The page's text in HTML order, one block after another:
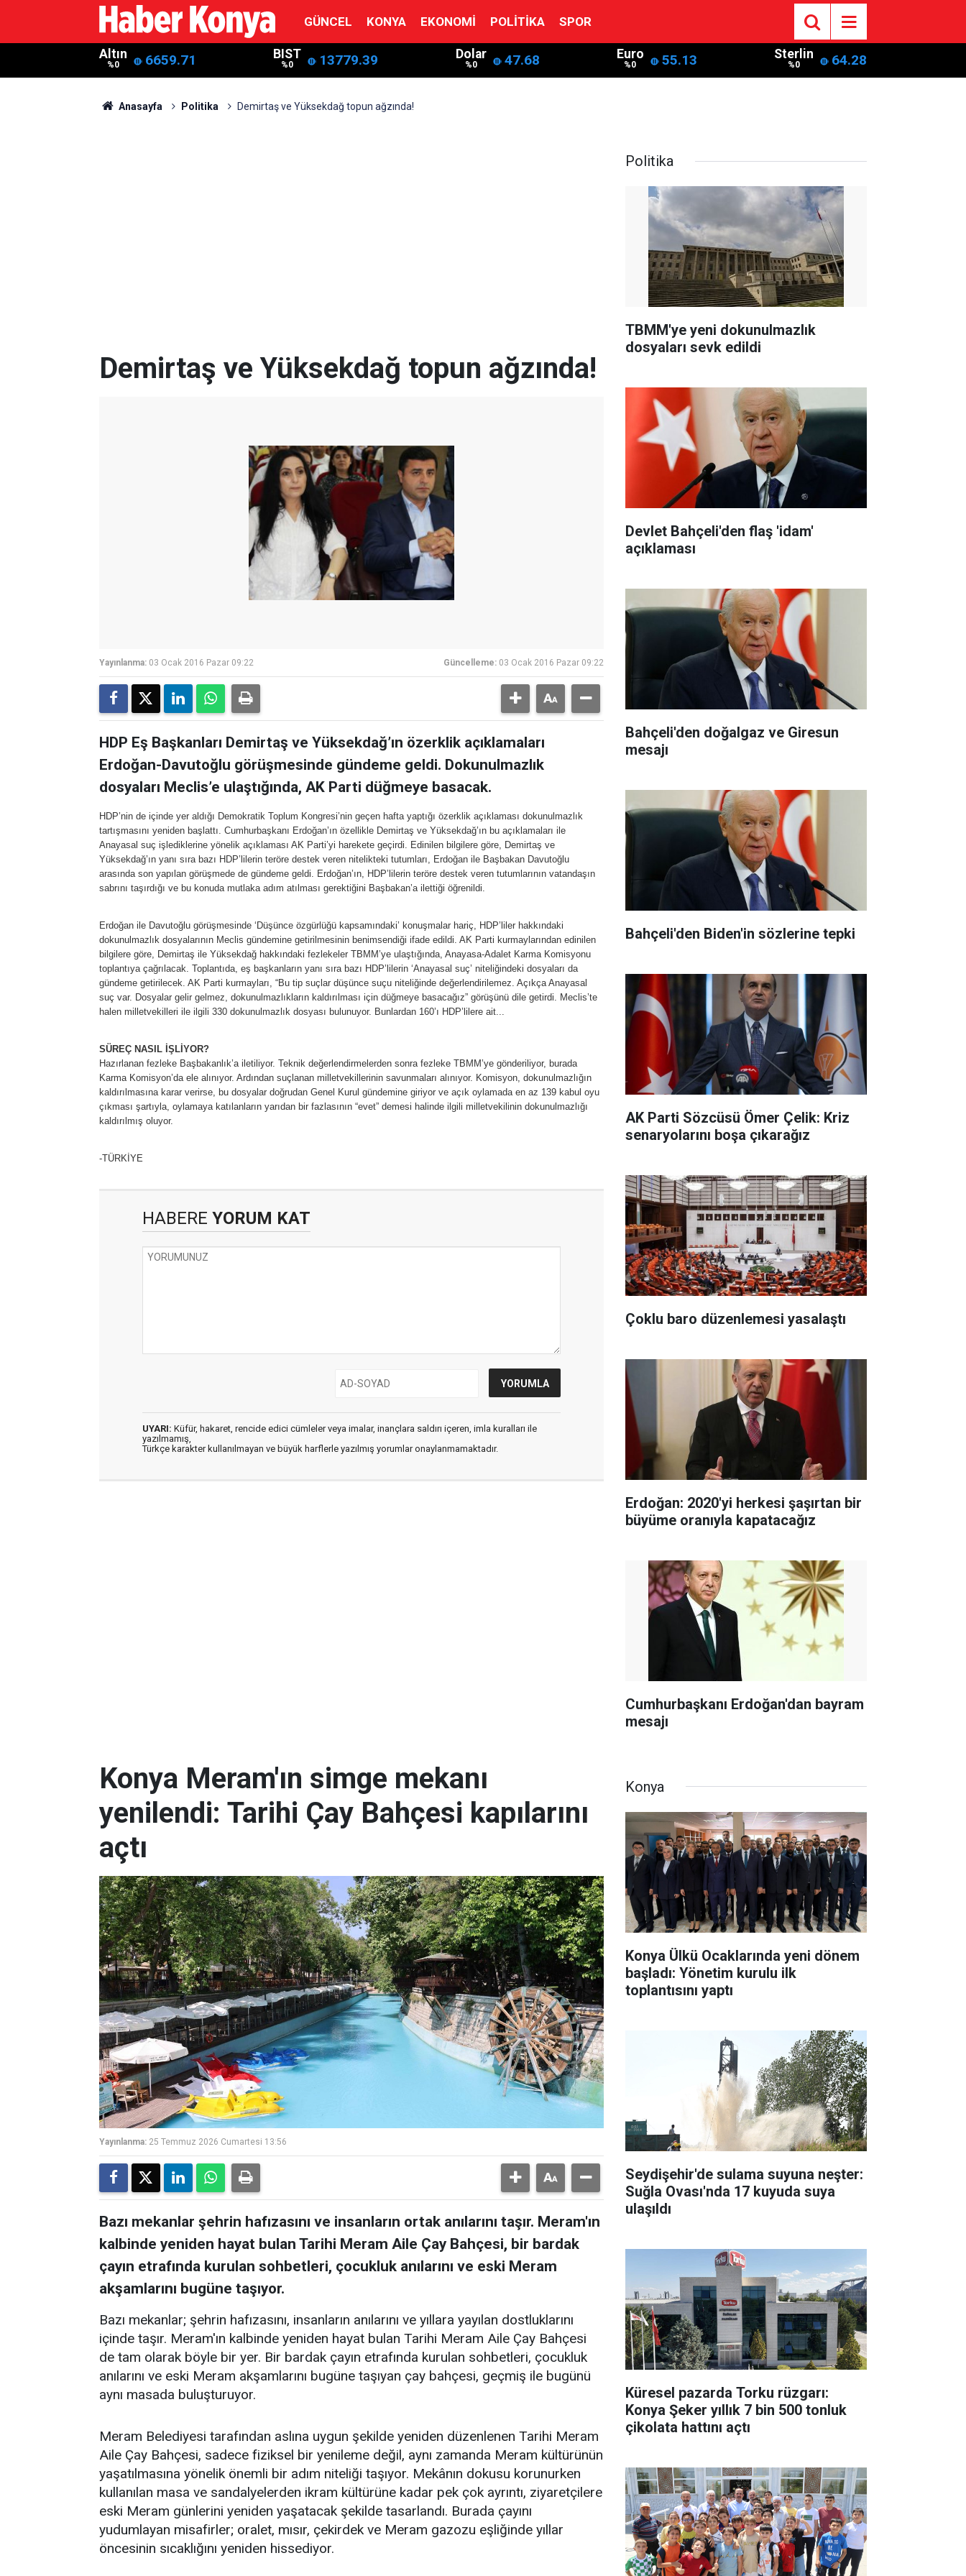
GÜNCEL KONYA EKONOMI POLITIKA SPOR
Altın
%0 6659.71 BIST
%0 13779.39 Dolar
%0 47.68 Euro
%0 55.13 Sterlin
%0 64.28
Anasayfa Politika Demirtaş ve Yüksekdağ topun ağzında!
Demirtaş ve Yüksekdağ topun ağzında!
Yayınlanma: 03 Ocak 2016 Pazar 09:22 Güncelleme: 03 Ocak 2016 Pazar 09:22
HDP Eş Başkanları Demirtaş ve Yüksekdağ’ın özerklik açıklamaları
Erdoğan-Davutoğlu görüşmesinde gündeme geldi. Dokunulmazlık
dosyaları Meclis’e ulaştığında, AK Parti düğmeye basacak.
HDP’nin de içinde yer aldığı Demokratik Toplum Kongresi’nin geçen hafta yaptığı özerklik açıklaması dokunulmazlık
tartışmasını yeniden başlattı. Cumhurbaşkanı Erdoğan’ın özellikle Demirtaş ve Yüksekdağ’ın bu açıklamaları ile
Anayasal suç işlediklerine yönelik açıklaması AK Parti’yi harekete geçirdi. Edinilen bilgilere göre, Demirtaş ve
Yüksekdağ’ın yanı sıra bazı HDP’lilerin teröre destek veren nitelikteki tutumları, Erdoğan ile Başbakan Davutoğlu
arasında son yapılan görüşmede de gündeme geldi. Erdoğan’ın, HDP’lilerin teröre destek veren tutumlarının vatandaşın
sabrını taşırdığı ve bu konuda mutlaka adım atılması gerektiğini Başbakan’a ilettiği öğrenildi.
Erdoğan ile Davutoğlu görüşmesinde ‘Düşünce özgürlüğü kapsamındaki’ konuşmalar hariç, HDP’liler hakkındaki
dokunulmazlık dosyalarının Meclis gündemine getirilmesinin benimsendiği ifade edildi. AK Parti kurmaylarından edinilen
bilgilere göre, Demirtaş ile Yüksekdağ hakkındaki fezlekeler TBMM’ye ulaştığında, Anayasa-Adalet Karma Komisyonu
toplantıya çağrılacak. Toplantıda, eş başkanların yanı sıra bazı HDP’lilerin ‘Anayasal suç’ niteliğindeki dosyaları da
gündeme getirilecek. AK Parti kurmayları, “Bu tip suçlar düşünce suçu niteliğinde değerlendirilemez. Açıkça Anayasal
suç var. Dosyalar gelir gelmez, dokunulmazlıkların kaldırılması için düğmeye basacağız” görüşünü dile getirdi. Meclis’te
halen milletvekilleri ile ilgili 330 dokunulmazlık dosyası bulunuyor. Bunlardan 160’ı HDP’lilere ait...
SÜREÇ NASIL İŞLİYOR?
Hazırlanan fezleke Başbakanlık’a iletiliyor. Teknik değerlendirmelerden sonra fezleke TBMM’ye gönderiliyor, burada
Karma Komisyon’da ele alınıyor. Ardından suçlanan milletvekillerinin savunmaları alınıyor. Komisyon, dokunulmazlığın
kaldırılmasına karar verirse, bu dosyalar doğrudan Genel Kurul gündemine giriyor ve açık oylamada en az 139 kabul oyu
çıkması şartıyla, oylamaya katılanların yarıdan bir fazlasının “evet” demesi halinde ilgili milletvekilinin dokunulmazlığı
kaldırılmış oluyor.
-TÜRKİYE
HABERE YORUM KAT
UYARI: Küfür, hakaret, rencide edici cümleler veya imalar, inançlara saldırı içeren, imla kuralları ile
yazılmamış,
Türkçe karakter kullanılmayan ve büyük harflerle yazılmış yorumlar onaylanmamaktadır.
Politika
TBMM'ye yeni dokunulmazlık
dosyaları sevk edildi
Devlet Bahçeli'den flaş 'idam'
açıklaması
Bahçeli'den doğalgaz ve Giresun
mesajı
Bahçeli'den Biden'in sözlerine tepki
AK Parti Sözcüsü Ömer Çelik: Kriz
senaryolarını boşa çıkarağız
Çoklu baro düzenlemesi yasalaştı
Erdoğan: 2020'yi herkesi şaşırtan bir
büyüme oranıyla kapatacağız
Cumhurbaşkanı Erdoğan'dan bayram
mesajı
Konya Meram'ın simge mekanı
yenilendi: Tarihi Çay Bahçesi kapılarını
açtı
Yayınlanma: 25 Temmuz 2026 Cumartesi 13:56
Bazı mekanlar şehrin hafızasını ve insanların ortak anılarını taşır. Meram'ın
kalbinde yeniden hayat bulan Tarihi Meram Aile Çay Bahçesi, bir bardak
çayın etrafında kurulan sohbetleri, çocukluk anılarını ve eski Meram
akşamlarını bugüne taşıyor.
Bazı mekanlar; şehrin hafızasını, insanların anılarını ve yıllara yayılan dostluklarını
içinde taşır. Meram'ın kalbinde yeniden hayat bulan Tarihi Meram Aile Çay Bahçesi
de tam olarak böyle bir yer. Bir bardak çayın etrafında kurulan sohbetleri, çocukluk
anılarını ve eski Meram akşamlarını bugüne taşıyan çay bahçesi, geçmiş ile bugünü
aynı masada buluşturuyor.
Meram Belediyesi tarafından aslına uygun şekilde yeniden düzenlenen Tarihi Meram
Aile Çay Bahçesi, sadece fiziksel bir yenileme değil, aynı zamanda Meram kültürünün
yaşatılmasına yönelik önemli bir adım niteliği taşıyor. Mekânın dokusu korunurken
kullanılan masa ve sandalyelerden ikram kültürüne kadar pek çok ayrıntı, ziyaretçilere
eski Meram günlerini yeniden yaşatacak şekilde tasarlandı. Burada çayını
yudumlayan misafirler; oralet, mısır, çekirdek ve Meram gazozu eşliğinde yıllar
öncesinin sıcaklığını yeniden hissediyor.
Konya
Konya Ülkü Ocaklarında yeni dönem
başladı: Yönetim kurulu ilk
toplantısını yaptı
Seydişehir'de sulama suyuna neşter:
Suğla Ovası'nda 17 kuyuda suya
ulaşıldı
Küresel pazarda Torku rüzgarı:
Konya Şeker yıllık 7 bin 500 tonluk
çikolata hattını açtı